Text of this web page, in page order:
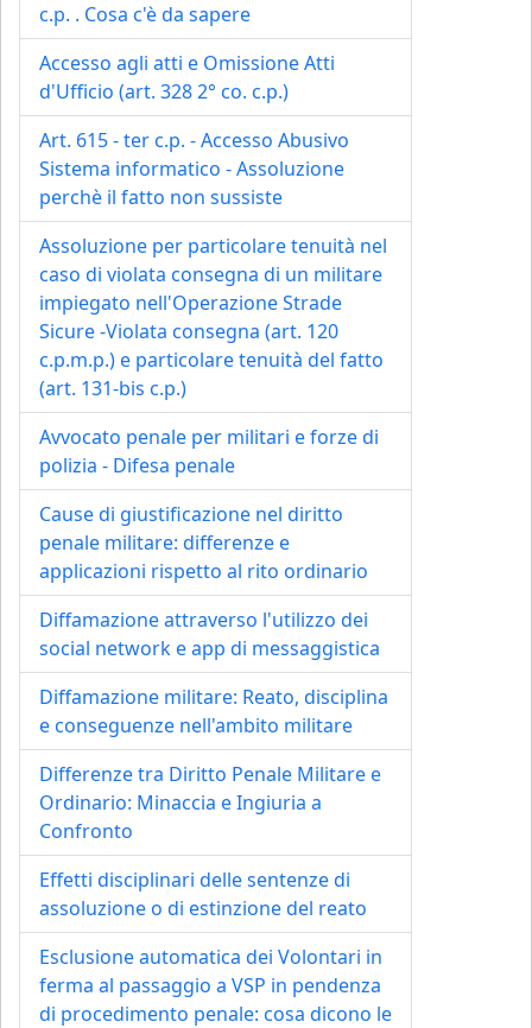
c.p. . Cosa c'è da sapere
Accesso agli atti e Omissione Atti
d'Ufficio (art. 328 2° co. c.p.)
Art. 615 - ter c.p. - Accesso Abusivo
Sistema informatico - Assoluzione
perchè il fatto non sussiste
Assoluzione per particolare tenuità nel
caso di violata consegna di un militare
impiegato nell'Operazione Strade
Sicure -Violata consegna (art. 120
c.p.m.p.) e particolare tenuità del fatto
(art. 131-bis c.p.)
Avvocato penale per militari e forze di
polizia - Difesa penale
Cause di giustificazione nel diritto
penale militare: differenze e
applicazioni rispetto al rito ordinario
Diffamazione attraverso l'utilizzo dei
social network e app di messaggistica
Diffamazione militare: Reato, disciplina
e conseguenze nell'ambito militare
Differenze tra Diritto Penale Militare e
Ordinario: Minaccia e Ingiuria a
Confronto
Effetti disciplinari delle sentenze di
assoluzione o di estinzione del reato
Esclusione automatica dei Volontari in
ferma al passaggio a VSP in pendenza
di procedimento penale: cosa dicono le